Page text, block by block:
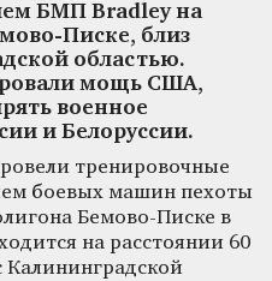
БМП Bradley на
Писке, близ
областью.
мощь США,
военное
и Белоруссии.
тренировочные
боевых машин пехоты
Бемово-Писке в
на расстоянии 60
Калининградской